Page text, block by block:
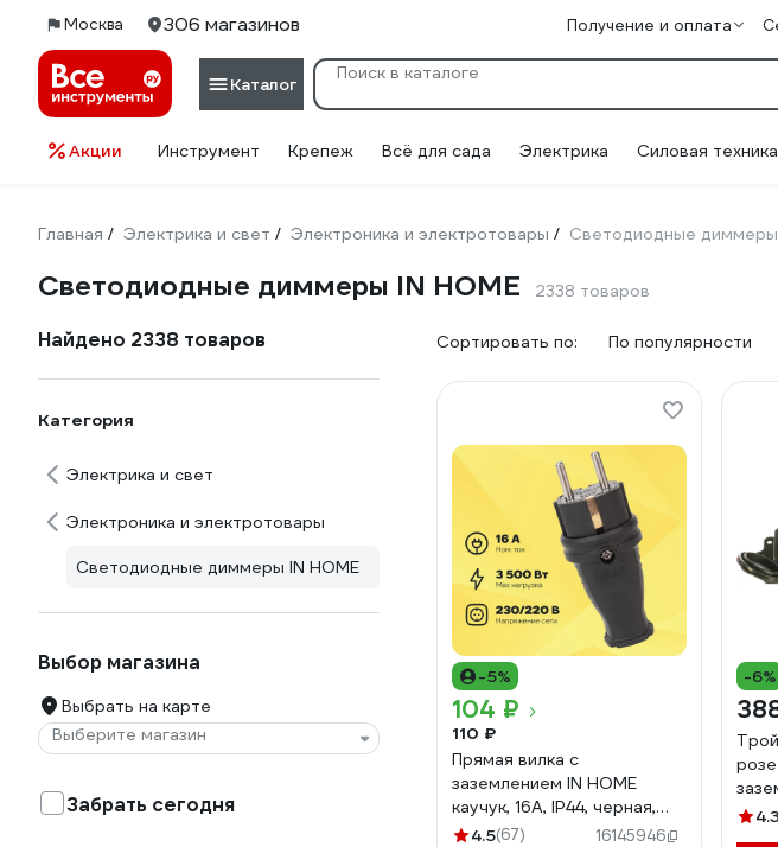
Москва 306 магазинов Получение и оплата
Каталог
Акции Инструмент Крепеж Всё для сада Электрика Силовая техника
Главная / Электрика и свет / Электроника и электротовары / Светодиодные диммеры
Светодиодные диммеры IN HOME 2338 товаров
Найдено 2338 товаров
Категория
Электрика и свет
Электроника и электротовары
Светодиодные диммеры IN HOME
Выбор магазина
Выбрать на карте
Выберите магазин
Забрать сегодня
Сортировать по: По популярности
-5%
104 ₽
110 ₽
Прямая вилка с
заземлением IN HOME
каучук, 16А, IP44, черная,
9210 4690612010236
4.5(67) 16145946
-6%
16А4.3